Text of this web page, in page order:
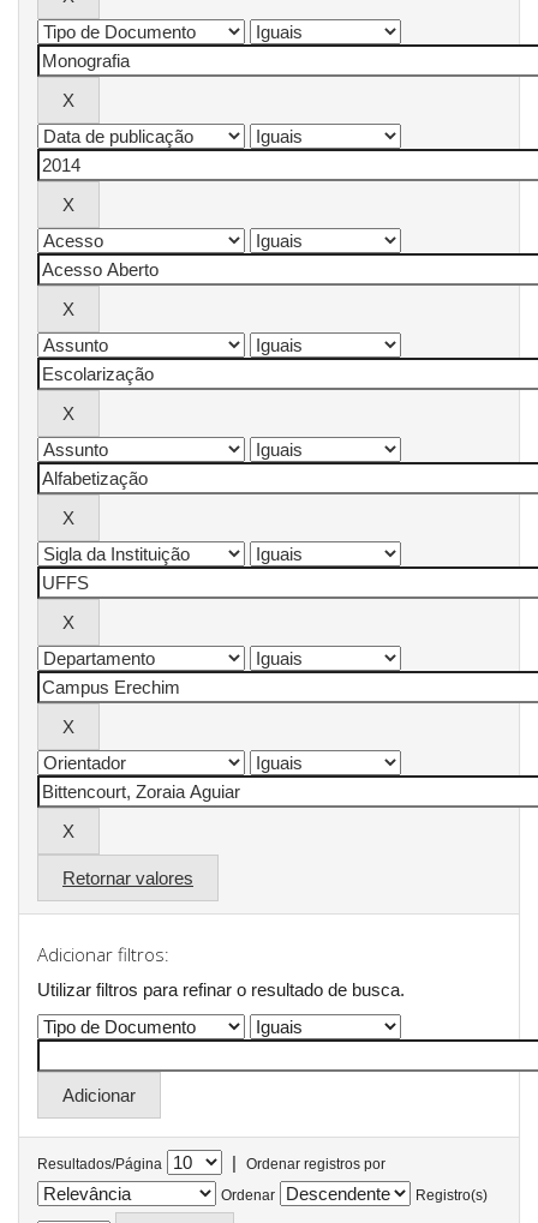
Retornar valores
Adicionar filtros:
Utilizar filtros para refinar o resultado de busca.
Resultados/Página |
Ordenar registros por
Ordenar
Registro(s)